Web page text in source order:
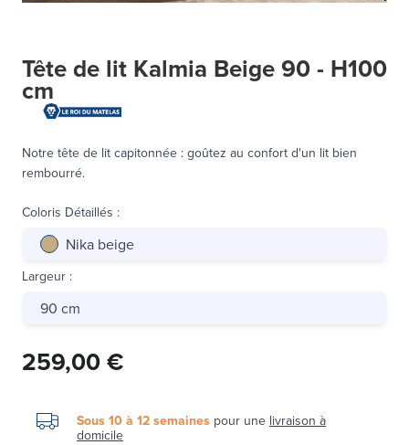
Tête de lit Kalmia Beige 90 - H100
cm
Notre tête de lit capitonnée : goûtez au confort d'un lit bien
rembourré.
Coloris Détaillés :
Nika beige
Largeur :
90 cm
259,00 €
Sous 10 à 12 semaines pour une livraison à
domicile